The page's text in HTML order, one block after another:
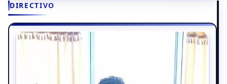
DIRECTIVO